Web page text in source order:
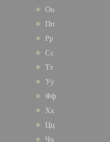
Оо
Пп
Рр
Сс
Тт
Уу
Фф
Хх
Цц
Чч